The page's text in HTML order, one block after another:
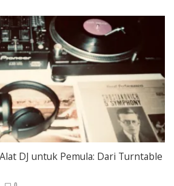
DJ untuk Pemula: Dari Turntable